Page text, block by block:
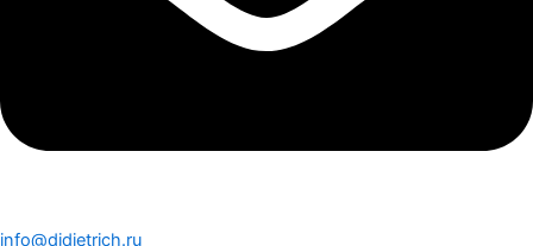
info@didietrich.ru